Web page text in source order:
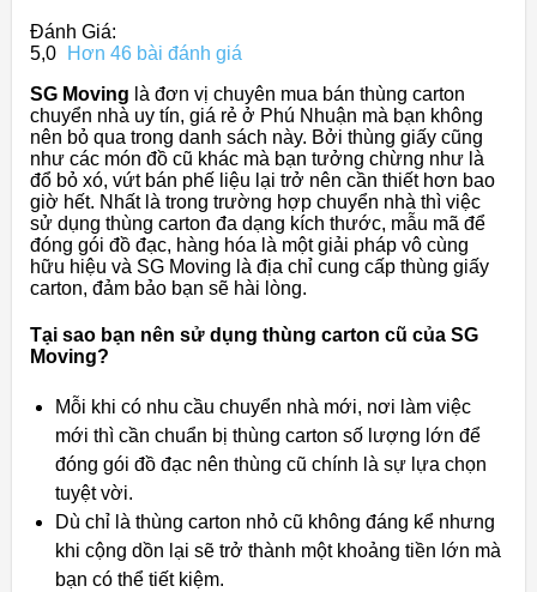
Đánh Giá:
5,0
Hơn 46 bài đánh giá
SG Moving là đơn vị chuyên mua bán thùng carton
chuyển nhà uy tín, giá rẻ ở Phú Nhuận mà bạn không
nên bỏ qua trong danh sách này. Bởi thùng giấy cũng
như các món đồ cũ khác mà bạn tưởng chừng như là
đổ bỏ xó, vứt bán phế liệu lại trở nên cần thiết hơn bao
giờ hết. Nhất là trong trường hợp chuyển nhà thì việc
sử dụng thùng carton đa dạng kích thước, mẫu mã để
đóng gói đồ đạc, hàng hóa là một giải pháp vô cùng
hữu hiệu và SG Moving là địa chỉ cung cấp thùng giấy
carton, đảm bảo bạn sẽ hài lòng.
Tại sao bạn nên sử dụng thùng carton cũ của SG
Moving?
Mỗi khi có nhu cầu chuyển nhà mới, nơi làm việc
mới thì cần chuẩn bị thùng carton số lượng lớn để
đóng gói đồ đạc nên thùng cũ chính là sự lựa chọn
tuyệt vời.
Dù chỉ là thùng carton nhỏ cũ không đáng kể nhưng
khi cộng dồn lại sẽ trở thành một khoảng tiền lớn mà
bạn có thể tiết kiệm.